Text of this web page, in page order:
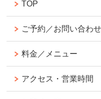
TOP
ご予約／お問い合わせ
料金／メニュー
アクセス・営業時間